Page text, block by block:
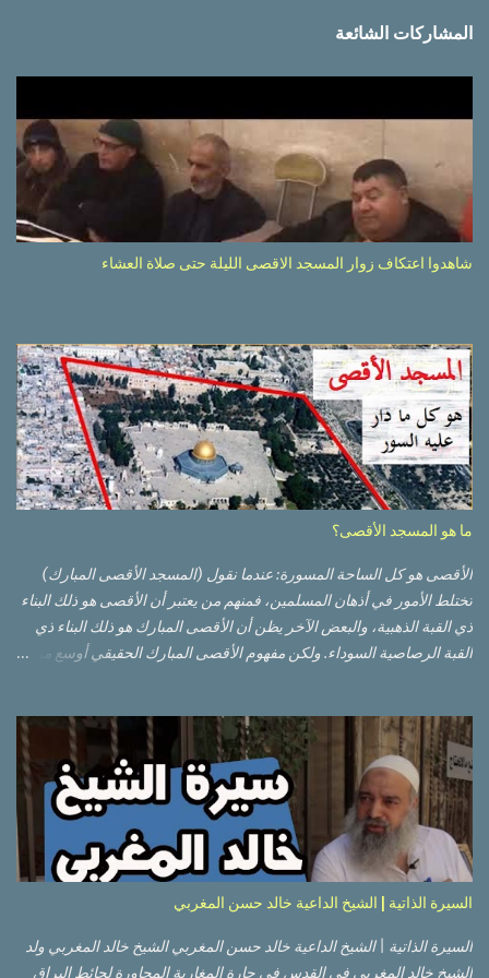
المشاركات الشائعة
شاهدوا اعتكاف زوار المسجد الاقصى الليلة حتى صلاة العشاء
ما هو المسجد الأقصى؟
الأقصى هو كل الساحة المسورة: عندما نقول (المسجد الأقصى المبارك)
تختلط الأمور في أذهان المسلمين، فمنهم من يعتبر أن الأقصى هو ذلك البناء
ذي القبة الذهبية، والبعض الآخر يظن أن الأقصى المبارك هو ذلك البناء ذي
القبة الرصاصية السوداء. ولكن مفهوم الأقصى المبارك الحقيقي أوسع من
تلة في الزاوية الجنوبية الشرقية من مدينة القدس القديمة المسورة (البلدة
القديمة) والتي تقع في شرقي القدس فيالضفة الغربية. والمسجد الأقصى له
سور أيضاً وهو على شكل مضلع غير منتظم مساحته حوالي 144 دونم (144
كم متر مربع). المسجد الأقصى على تلة حارات البلدة القديمة – القدس
العتيقة كما هي اليوم يشمل المسجد الأقصى: قبة الصخرة المشرفة، (ذات
القبة الذهبية) والموجودة في موقع القلب بالنسبة للمسجد الأقصى
(ويستخدم الآن كمصلى للنساء يوم الجمعة). المصلى القِبلِي (المسجد
الجنوبي أو مبنى المسجد الأقصى)، ذي القبة الرصاصية السوداء، والواقع أ...
السيرة الذاتية | الشيخ الداعية خالد حسن المغربي
السيرة الذاتية | الشيخ الداعية خالد حسن المغربي الشيخ خالد المغربي ولد
الشيخ خالد المغربي في القدس في حارة المغاربة المجاورة لحائط البراق